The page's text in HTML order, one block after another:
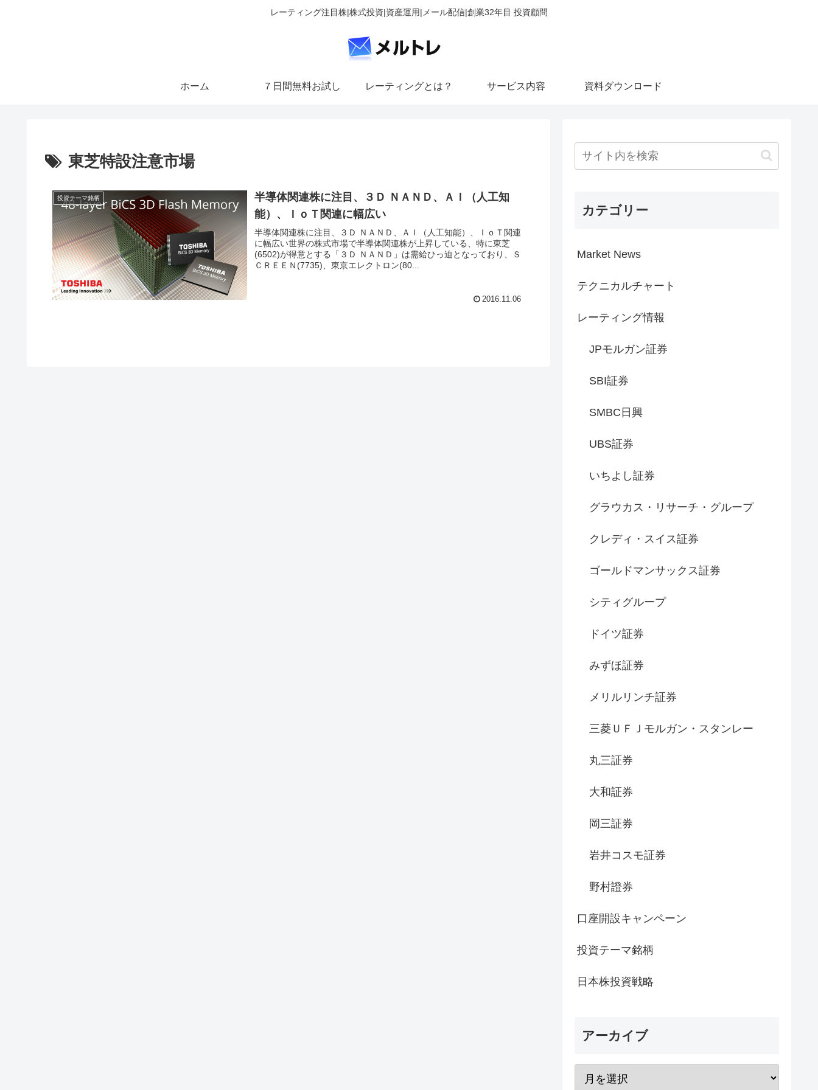
レーティング注目株|株式投資|資産運用|メール配信|創業32年目 投資顧問
ホーム ７日間無料お試し レーティングとは？ サービス内容 資料ダウンロード
東芝特設注意市場
投資テーマ銘柄
半導体関連株に注目、３Ｄ ＮＡＮＤ、ＡＩ（人工知
能）、ＩｏＴ関連に幅広い
半導体関連株に注目、３Ｄ ＮＡＮＤ、ＡＩ（人工知能）、ＩｏＴ関連
に幅広い世界の株式市場で半導体関連株が上昇している、特に東芝
(6502)が得意とする「３Ｄ ＮＡＮＤ」は需給ひっ迫となっており、Ｓ
ＣＲＥＥＮ(7735)、東京エレクトロン(80...
2016.11.06
カテゴリー
Market News
テクニカルチャート
レーティング情報
JPモルガン証券
SBI証券
SMBC日興
UBS証券
いちよし証券
グラウカス・リサーチ・グループ
クレディ・スイス証券
ゴールドマンサックス証券
シティグループ
ドイツ証券
みずほ証券
メリルリンチ証券
三菱ＵＦＪモルガン・スタンレー
丸三証券
大和証券
岡三証券
岩井コスモ証券
野村證券
口座開設キャンペーン
投資テーマ銘柄
日本株投資戦略
アーカイブ